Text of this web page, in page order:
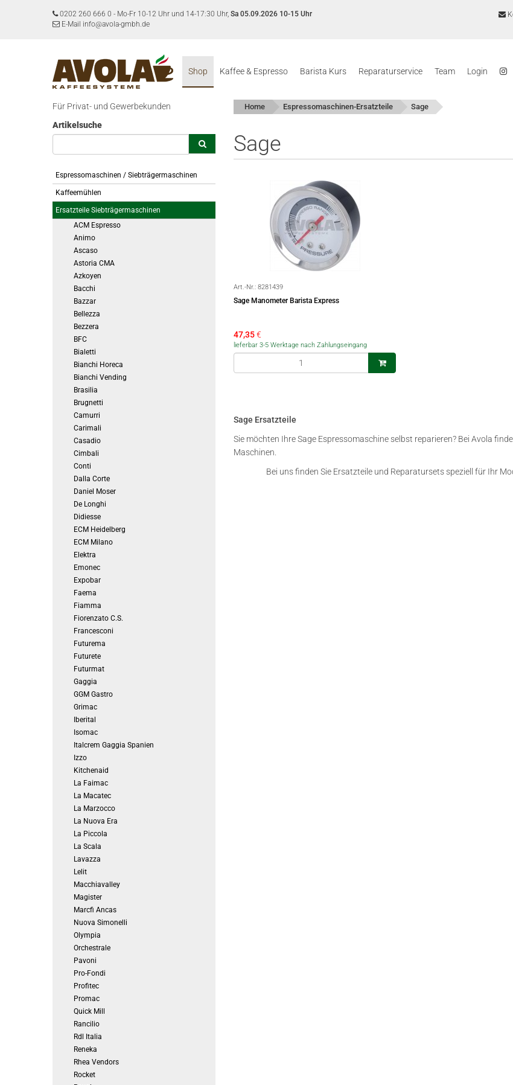
0202 260 666 0 - Mo-Fr 10-12 Uhr und 14-17:30 Uhr, Sa 05.09.2026 10-15 Uhr
E-Mail info@avola-gmbh.de
Shop Kaffee & Espresso Barista Kurs Reparaturservice Team Login
Für Privat- und Gewerbekunden
Artikelsuche
Espressomaschinen / Siebträgermaschinen
Kaffeemühlen
Ersatzteile Siebträgermaschinen
ACM Espresso
Animo
Ascaso
Astoria CMA
Azkoyen
Bacchi
Bazzar
Bellezza
Bezzera
BFC
Bialetti
Bianchi Horeca
Bianchi Vending
Brasilia
Brugnetti
Camurri
Carimali
Casadio
Cimbali
Conti
Dalla Corte
Daniel Moser
De Longhi
Didiesse
ECM Heidelberg
ECM Milano
Elektra
Emonec
Expobar
Faema
Fiamma
Fiorenzato C.S.
Francesconi
Futurema
Futurete
Futurmat
Gaggia
GGM Gastro
Grimac
Iberital
Isomac
Italcrem Gaggia Spanien
Izzo
Kitchenaid
La Faimac
La Macatec
La Marzocco
La Nuova Era
La Piccola
La Scala
Lavazza
Lelit
Macchiavalley
Magister
Marcfi Ancas
Nuova Simonelli
Olympia
Orchestrale
Pavoni
Pro-Fondi
Profitec
Promac
Quick Mill
Rancilio
Rdl Italia
Reneka
Rhea Vendors
Rocket
Home Espressomaschinen-Ersatzteile Sage
Sage
Art.-Nr.: 8281439
Sage Manometer Barista Express
47,35€
lieferbar 3-5 Werktage nach Zahlungseingang
Sage Ersatzteile
Sie möchten Ihre Sage Espressomaschine selbst reparieren? Bei Avola
Maschinen.
Bei uns finden Sie Ersatzteile und Reparatursets speziell für Ihr